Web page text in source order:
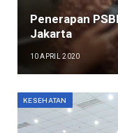
Penerapan
Jakarta
10 APRIL 2020
KESEHATAN